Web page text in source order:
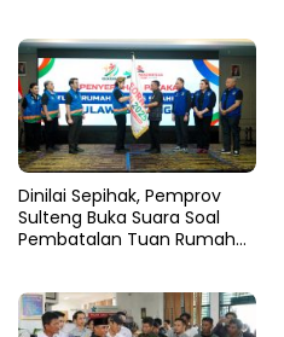
Dinilai Sepihak, Pemprov
Sulteng Buka Suara Soal
Pembatalan Tuan Rumah